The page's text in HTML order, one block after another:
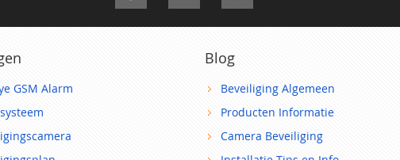
GSM Alarm
Blog
Beveiliging Algemeen
Producten Informatie
Camera Beveiliging